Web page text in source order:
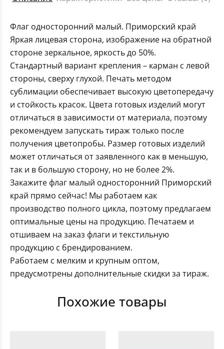
Флаг односторонний малый. Приморский край
Яркая лицевая сторона, изображение на обратной
стороне зеркальное, яркость до 50%.
Стандартный вариант крепления – карман с левой
стороны, сверху глухой. Печать методом
сублимации обеспечивает высокую цветопередачу
и стойкость красок. Цвета готовых изделий могут
отличаться в зависимости от материала, поэтому
рекомендуем запускать тираж только после
получения цветопробы. Размер готовых изделий
может отличаться от заявленного как в меньшую,
так и в большую сторону, но не более 2%.
Закажите флаг малый односторонний Приморский
край прямо сейчас! Мы работаем как
производство полного цикла, поэтому предлагаем
оптимальные цены на продукцию. Печатаем и
отшиваем на заказ флаги и текстильную
продукцию с брендированием.
Работаем с мелким и крупным оптом,
предусмотрены дополнительные скидки за тираж.
Похожие товары